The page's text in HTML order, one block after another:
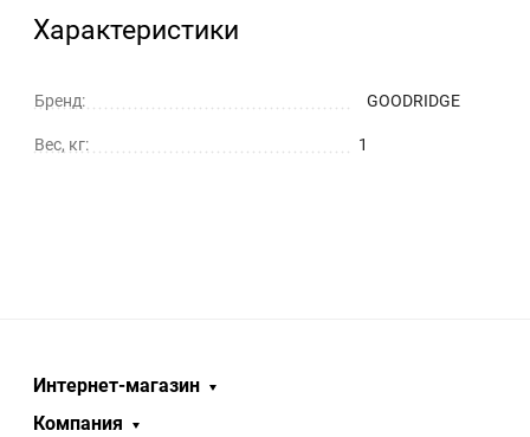
Характеристики
Бренд: GOODRIDGE
Вес, кг: 1
Интернет-магазин
Компания